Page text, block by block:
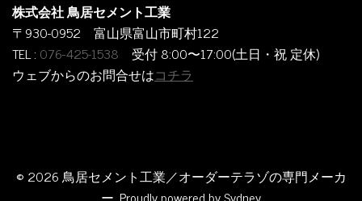
株式会社 鳥居セメント工業
〒930-0952 富山県富山市町村122
TEL : 076-425-1538
受付 8:00〜17:00(土日・祝 定休)
ウェブからのお問合せはコチラ
© 2026 鳥居セメント工業／オーダーテラゾの専門メーカ